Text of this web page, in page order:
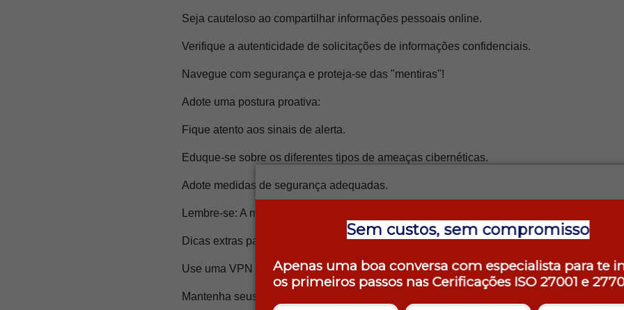
Sem custos, sem compromisso
Apenas uma boa conversa com especialista para te
os primeiros passos nas Cerificações ISO 27001 e
Seja cauteloso ao compartilhar informações pessoais online.
Verifique a autenticidade de solicitações de informações confidenciais.
Navegue com segurança e proteja-se das "mentiras"!
Adote uma postura proativa:
Fique atento aos sinais de alerta.
Eduque-se sobre os diferentes tipos de ameaças cibernéticas.
Adote medidas de segurança adequadas.
Lembre-se: A melhor defesa contra os riscos cibernéticos é a prevenção!
Dicas extras para se proteger na internet:
Use uma VPN em redes Wi-Fi públicas.
Mantenha seus softwares atualizados.